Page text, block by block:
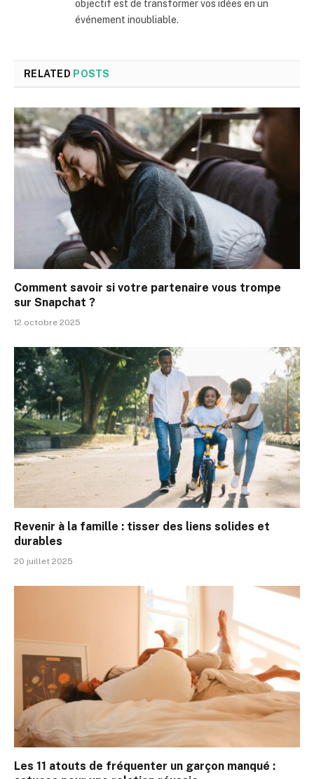
objectif est de transformer vos idées en un
événement inoubliable.
RELATED POSTS
Comment savoir si votre partenaire vous trompe
sur Snapchat ?
12 octobre 2025
Revenir à la famille : tisser des liens solides et
durables
20 juillet 2025
Les 11 atouts de fréquenter un garçon manqué :